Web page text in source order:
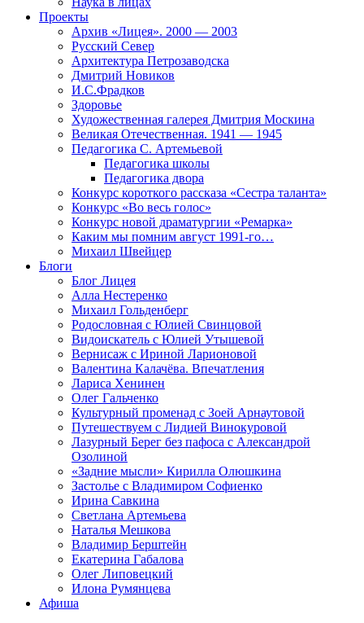
Проекты
Архив «Лицея». 2000 — 2003
Русский Север
Архитектура Петрозаводска
Дмитрий Новиков
И.С.Фрадков
Здоровье
Художественная галерея Дмитрия Москина
Великая Отечественная. 1941 — 1945
Педагогика С. Артемьевой
Педагогика школы
Педагогика двора
Конкурс короткого рассказа «Сестра таланта»
Конкурс «Во весь голос»
Конкурс новой драматургии «Ремарка»
Каким мы помним август 1991-го…
Михаил Швейцер
Блоги
Блог Лицея
Алла Нестеренко
Михаил Гольденберг
Родословная с Юлией Свинцовой
Видоискатель с Юлией Утышевой
Вернисаж с Ириной Ларионовой
Валентина Калачёва. Впечатления
Лариса Хенинен
Олег Гальченко
Культурный променад с Зоей Арнаутовой
Путешествуем с Лидией Винокуровой
Лазурный Берег без пафоса с Александрой
Озолиной
«Задние мысли» Кирилла Олюшкина
Застолье с Владимиром Софиенко
Ирина Савкина
Светлана Артемьева
Наталья Мешкова
Владимир Берштейн
Екатерина Габалова
Олег Липовецкий
Илона Румянцева
Афиша